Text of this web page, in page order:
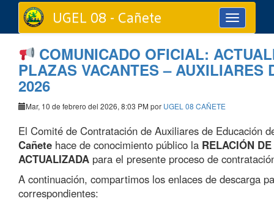
Toggle
navigation
UGEL 08 - Cañete
COMUNICADO OFICIAL:
PLAZAS VACANTES – AUXILIARES
2026
Mar, 10 de febrero del 2026, 8:03 PM por UGEL 08 CAÑETE
El Comité de Contratación de Auxiliares de Educación
Cañete hace de conocimiento público la RELACIÓN
ACTUALIZADA para el presente proceso de
A continuación, compartimos los enlaces de descarga
correspondientes: